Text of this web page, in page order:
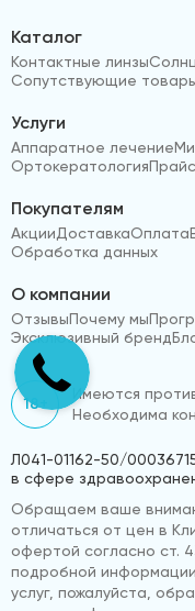
Каталог
Контактные линзы
Сопутствующие
Услуги
Аппаратное лечение
Ортокератология
Покупателям
АкцииДоставкаОплата
Обработка данных
О компании
ОтзывыПочему мы
Эксклюзивный бренд
18+
Имеются
Необходима
Л041-01162-50/
в сфере
Обращаем ваше
отличаться от цен в
офертой согласно ст.
подробной
услуг, пожалуйста,